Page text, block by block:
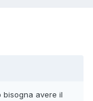
bisogna avere il